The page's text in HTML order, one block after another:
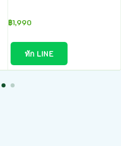
฿1,990
ทัก LINE